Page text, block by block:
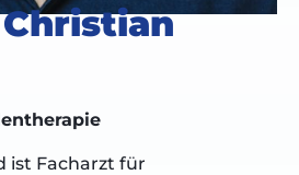
ist Facharzt für